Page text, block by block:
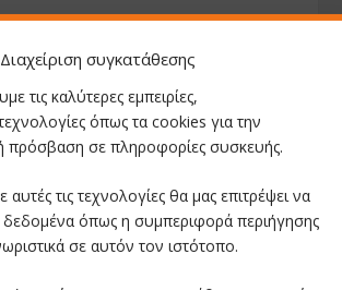
Διαχείριση συγκατάθεσης
τις καλύτερες εμπειρίες,
όπως τα cookies για την
πρόσβαση σε πληροφορίες συσκευής.
τις τεχνολογίες θα μας επιτρέψει να
δεδομένα όπως η συμπεριφορά περιήγησης
σε αυτόν τον ιστότοπο.